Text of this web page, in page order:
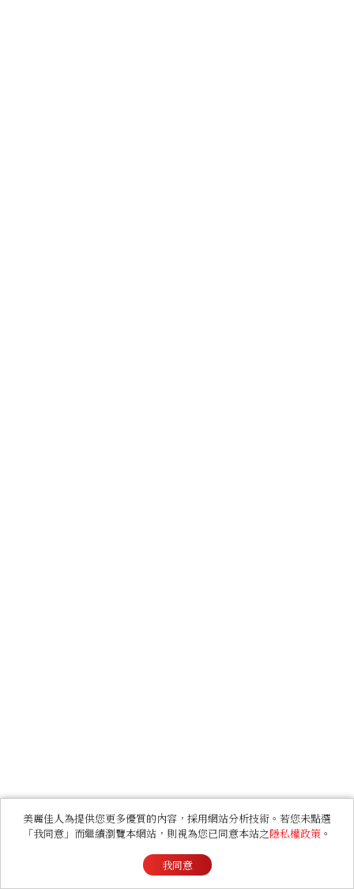
美麗佳人為提供您更多優質的內容，採用網站分析技術。若您未點選
「我同意」而繼續瀏覽本網站，則視為您已同意本站之隱私權政策 。
我同意